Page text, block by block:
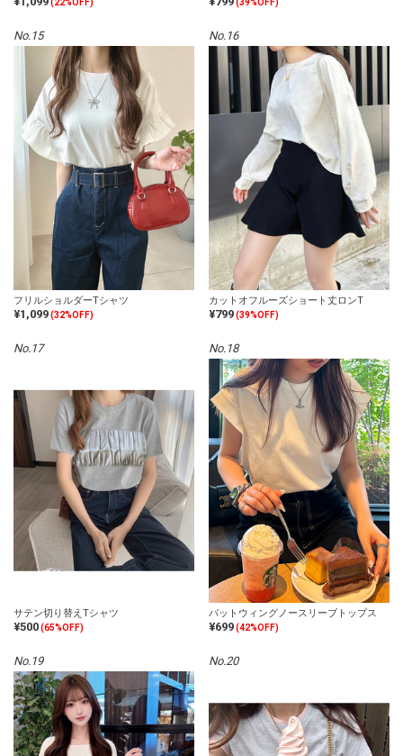
(22%OFF) (39%OFF)
No.15
フリルショルダーTシャツ
¥1,099(32%OFF)
No.16
カットオフルーズショート丈ロンT
¥799(39%OFF)
No.17
サテン切り替えTシャツ
¥500(65%OFF)
No.18
バットウィングノースリーブトップス
¥699(42%OFF)
No.19 No.20